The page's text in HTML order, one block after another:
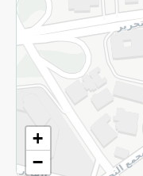
+
−